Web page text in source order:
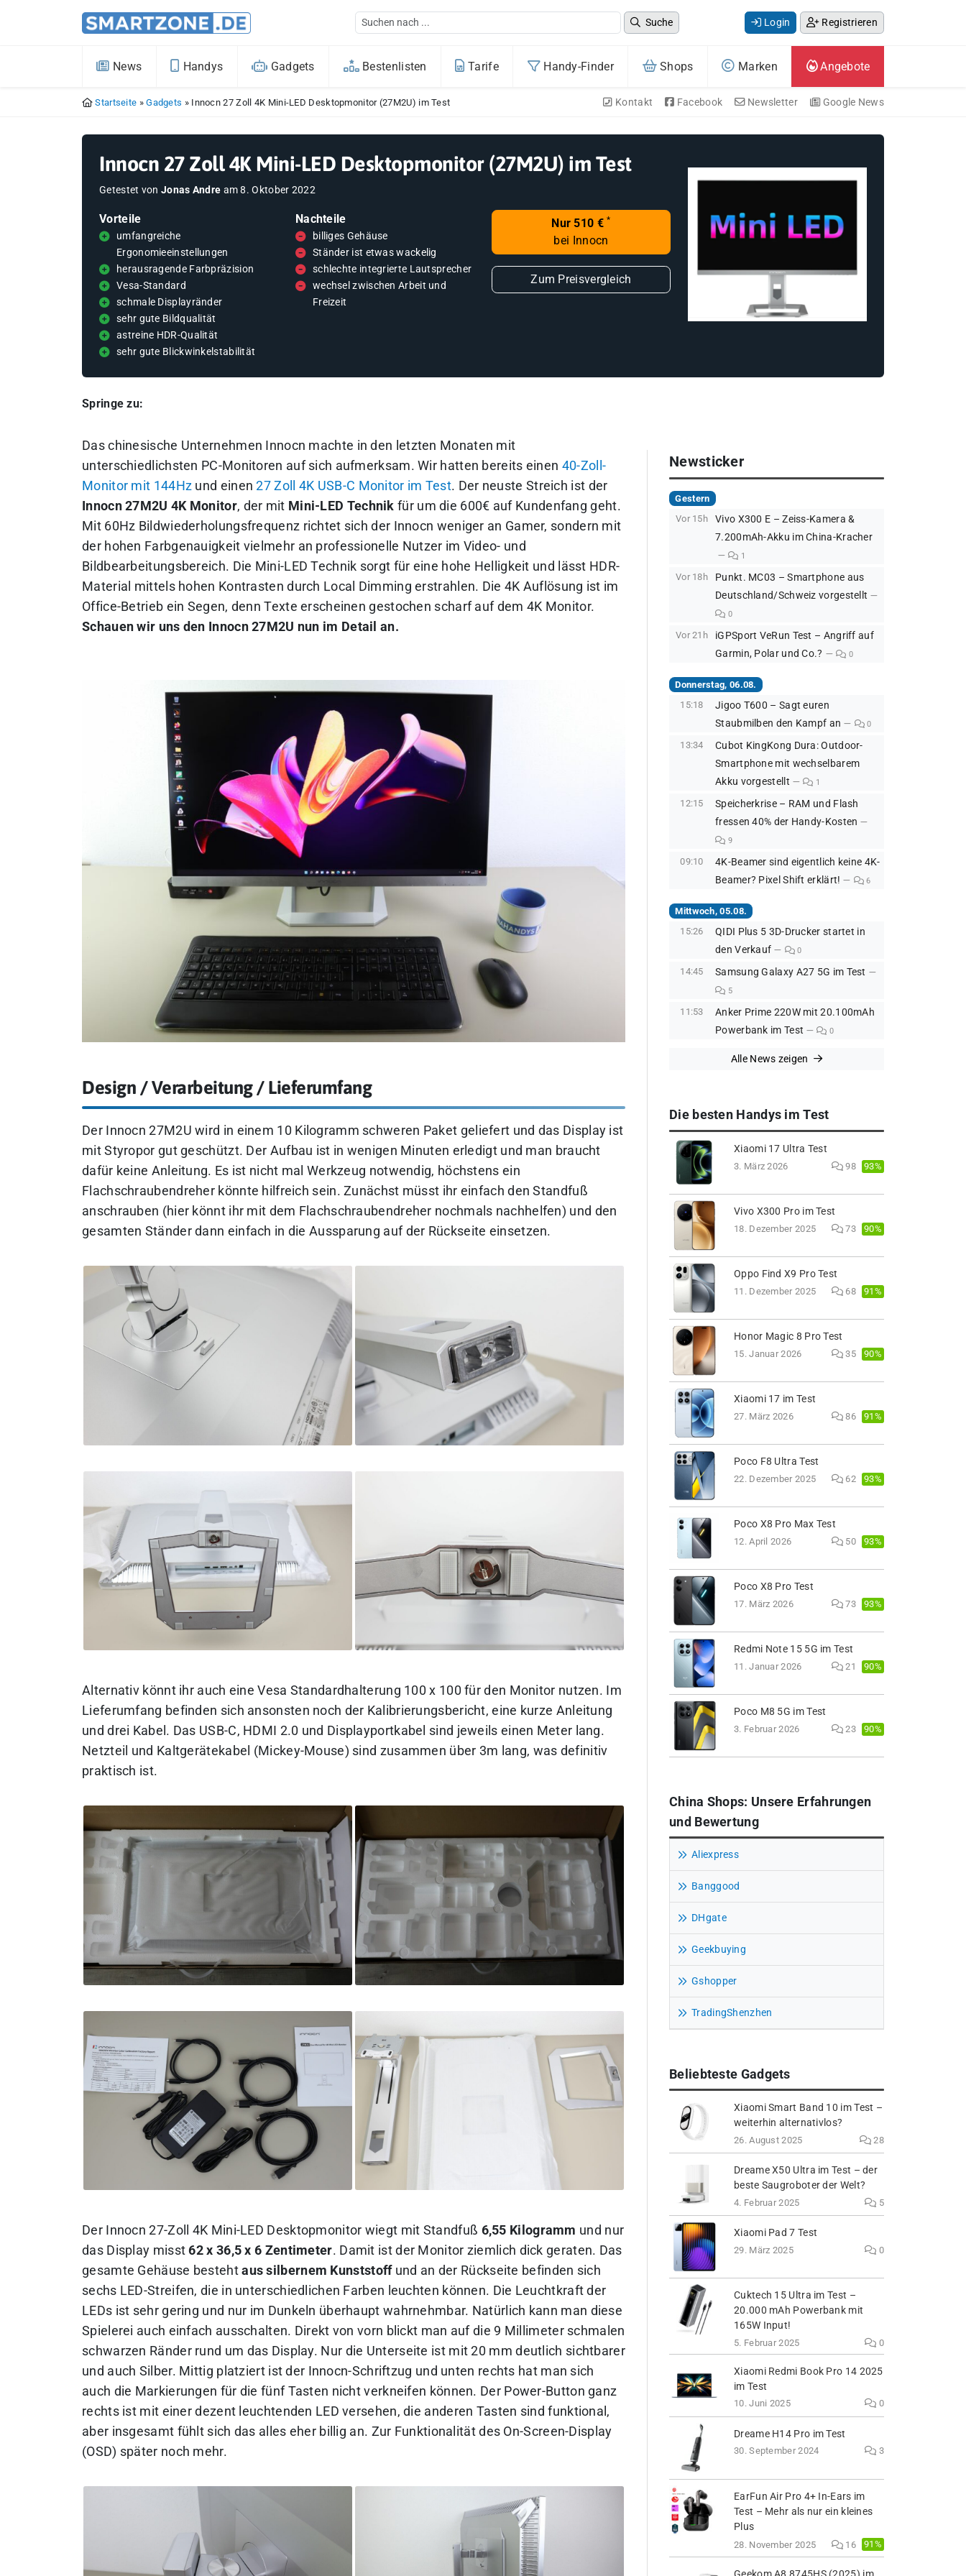
Suche Login Registrieren
News Handys Gadgets Bestenlisten Tarife Handy-Finder Shops Marken Angebote
Startseite »Gadgets » Innocn 27 Zoll 4K Mini-LED Desktopmonitor (27M2U) im Test Kontakt Facebook Newsletter Google News
Innocn 27 Zoll 4K Mini-LED Desktopmonitor (27M2U) im Test
Getestet von Jonas Andre am8. Oktober 2022
Vorteile
umfangreiche
Ergonomieeinstellungen
herausragende Farbpräzision
Vesa-Standard
schmale Displayränder
sehr gute Bildqualität
astreine HDR-Qualität
sehr gute Blickwinkelstabilität
Nachteile
billiges Gehäuse
Ständer ist etwas wackelig
schlechte integrierte Lautsprecher
wechsel zwischen Arbeit und
Freizeit
Nur 510 € *
bei Innocn
Zum Preisvergleich
Springe zu:
Das chinesische Unternehmen Innocn machte in den letzten Monaten mit
unterschiedlichsten PC-Monitoren auf sich aufmerksam. Wir hatten bereits einen 40-Zoll-
Monitor mit 144Hz und einen27 Zoll 4K USB-C Monitor im Test. Der neuste Streich ist der
Innocn 27M2U 4K Monitor, der mit Mini-LED Technik für um die 600€ auf Kundenfang geht.
Mit 60Hz Bildwiederholungsfrequenz richtet sich der Innocn weniger an Gamer, sondern mit
der hohen Farbgenauigkeit vielmehr an professionelle Nutzer im Video- und
Bildbearbeitungsbereich. Die Mini-LED Technik sorgt für eine hohe Helligkeit und lässt HDR-
Material mittels hohen Kontrasten durch Local Dimming erstrahlen. Die 4K Auflösung ist im
Office-Betrieb ein Segen, denn Texte erscheinen gestochen scharf auf dem 4K Monitor.
Schauen wir uns den Innocn 27M2U nun im Detail an.
Design / Verarbeitung / Lieferumfang
Der Innocn 27M2U wird in einem 10 Kilogramm schweren Paket geliefert und das Display ist
mit Styropor gut geschützt. Der Aufbau ist in wenigen Minuten erledigt und man braucht
dafür keine Anleitung. Es ist nicht mal Werkzeug notwendig, höchstens ein
Flachschraubendreher könnte hilfreich sein. Zunächst müsst ihr einfach den Standfuß
anschrauben (hier könnt ihr mit dem Flachschraubendreher nochmals nachhelfen) und den
gesamten Ständer dann einfach in die Aussparung auf der Rückseite einsetzen.
Alternativ könnt ihr auch eine Vesa Standardhalterung 100 x 100 für den Monitor nutzen. Im
Lieferumfang befinden sich ansonsten noch der Kalibrierungsbericht, eine kurze Anleitung
und drei Kabel. Das USB-C, HDMI 2.0 und Displayportkabel sind jeweils einen Meter lang.
Netzteil und Kaltgerätekabel (Mickey-Mouse) sind zusammen über 3m lang, was definitiv
praktisch ist.
Der Innocn 27-Zoll 4K Mini-LED Desktopmonitor wiegt mit Standfuß 6,55 Kilogramm und nur
das Display misst62 x 36,5 x 6 Zentimeter. Damit ist der Monitor ziemlich dick geraten. Das
gesamte Gehäuse bestehtaus silbernem Kunststoffund an der Rückseite befinden sich
sechs LED-Streifen, die in unterschiedlichen Farben leuchten können. Die Leuchtkraft der
LEDs ist sehr gering und nur im Dunkeln überhaupt wahrnehmbar. Natürlich kann man diese
Spielerei auch einfach ausschalten. Direkt von vorn blickt man auf die 9 Millimeter schmalen
schwarzen Ränder rund um das Display. Nur die Unterseite ist mit 20 mm deutlich sichtbarer
und auch Silber. Mittig platziert ist der Innocn-Schriftzug und unten rechts hat man sich
auch die Markierungen für die fünf Tasten nicht verkneifen können. Der Power-Button ganz
rechts ist mit einer dezent leuchtenden LED versehen, die anderen Tasten sind funktional,
aber insgesamt fühlt sich das alles eher billig an. Zur Funktionalität des On-Screen-Display
(OSD) später noch mehr.
Newsticker
Gestern
Vor 15h
Vivo X300 E – Zeiss-Kamera &
7.200mAh-Akku im China-Kracher
1
Vor 18h
Punkt. MC03 – Smartphone aus
Deutschland/Schweiz vorgestellt
0
Vor 21h
iGPSport VeRun Test – Angriff auf
Garmin, Polar und Co.?
0
Donnerstag, 06.08.
15:18
Jigoo T600 – Sagt euren
Staubmilben den Kampf an
0
13:34
Cubot KingKong Dura: Outdoor-
Smartphone mit wechselbarem
Akku vorgestellt
1
12:15
Speicherkrise – RAM und Flash
fressen 40% der Handy-Kosten
9
09:10
4K-Beamer sind eigentlich keine 4K-
Beamer? Pixel Shift erklärt!
6
Mittwoch, 05.08.
15:26
QIDI Plus 5 3D-Drucker startet in
den Verkauf
0
14:45 Samsung Galaxy A27 5G im Test
5
11:53
Anker Prime 220W mit 20.100mAh
Powerbank im Test
0
Alle News zeigen
Die besten Handys im Test
Xiaomi 17 Ultra Test
3. März 2026 98 93%
Vivo X300 Pro im Test
18. Dezember 2025 73 90%
Oppo Find X9 Pro Test
11. Dezember 2025 68 91%
Honor Magic 8 Pro Test
15. Januar 2026 35 90%
Xiaomi 17 im Test
27. März 2026 86 91%
Poco F8 Ultra Test
22. Dezember 2025 62 93%
Poco X8 Pro Max Test
12. April 2026 50 93%
Poco X8 Pro Test
17. März 2026 73 93%
Redmi Note 15 5G im Test
11. Januar 2026 21 90%
Poco M8 5G im Test
3. Februar 2026 23 90%
China Shops: Unsere Erfahrungen
und Bewertung
Aliexpress
Banggood
DHgate
Geekbuying
Gshopper
TradingShenzhen
Beliebteste Gadgets
Xiaomi Smart Band 10 im Test –
weiterhin alternativlos?
26. August 2025 28
Dreame X50 Ultra im Test – der
beste Saugroboter der Welt?
4. Februar 2025 5
Xiaomi Pad 7 Test
29. März 2025 0
Cuktech 15 Ultra im Test –
20.000 mAh Powerbank mit
165W Input!
5. Februar 2025 0
Xiaomi Redmi Book Pro 14 2025
im Test
10. Juni 2025 0
Dreame H14 Pro im Test
30. September 2024 3
EarFun Air Pro 4+ In-Ears im
Test – Mehr als nur ein kleines
Plus
28. November 2025 16 91%